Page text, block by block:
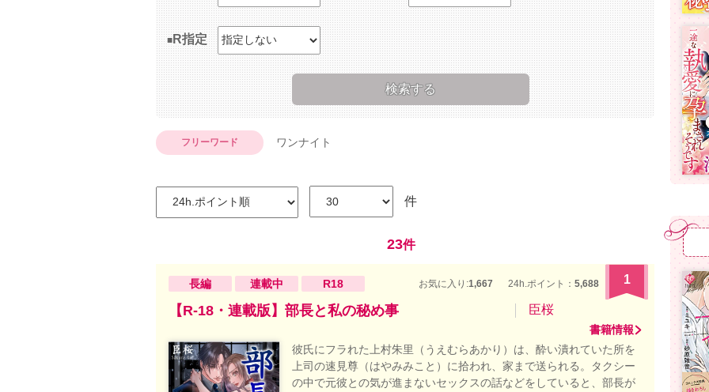
R指定
フリーワード ワンナイト
件
23件
長編 連載中 R18 お気に入り:1,667 24h.ポイント： 5,688 1
【R-18・連載版】部長と私の秘め事 臣桜
書籍情報
彼氏にフラれた上村朱里（うえむらあかり）は、酔い潰れていた所を
上司の速見尊（はやみみこと）に拾われ、家まで送られる。タクシー
の中で元彼との気が進まないセックスの話などをしていると、部長が